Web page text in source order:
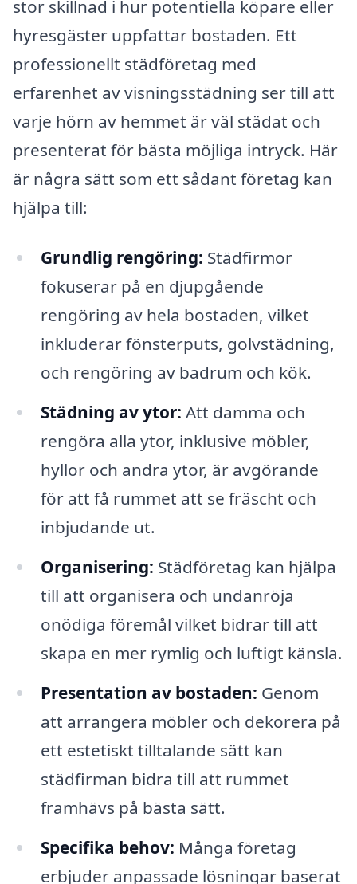
stor skillnad i hur potentiella köpare eller
hyresgäster uppfattar bostaden. Ett
professionellt städföretag med
erfarenhet av visningsstädning ser till att
varje hörn av hemmet är väl städat och
presenterat för bästa möjliga intryck. Här
är några sätt som ett sådant företag kan
hjälpa till:
Grundlig rengöring: Städfirmor
fokuserar på en djupgående
rengöring av hela bostaden, vilket
inkluderar fönsterputs, golvstädning,
och rengöring av badrum och kök.
Städning av ytor: Att damma och
rengöra alla ytor, inklusive möbler,
hyllor och andra ytor, är avgörande
för att få rummet att se fräscht och
inbjudande ut.
Organisering: Städföretag kan hjälpa
till att organisera och undanröja
onödiga föremål vilket bidrar till att
skapa en mer rymlig och luftigt känsla.
Presentation av bostaden: Genom
att arrangera möbler och dekorera på
ett estetiskt tilltalande sätt kan
städfirman bidra till att rummet
framhävs på bästa sätt.
Specifika behov: Många företag
erbjuder anpassade lösningar baserat